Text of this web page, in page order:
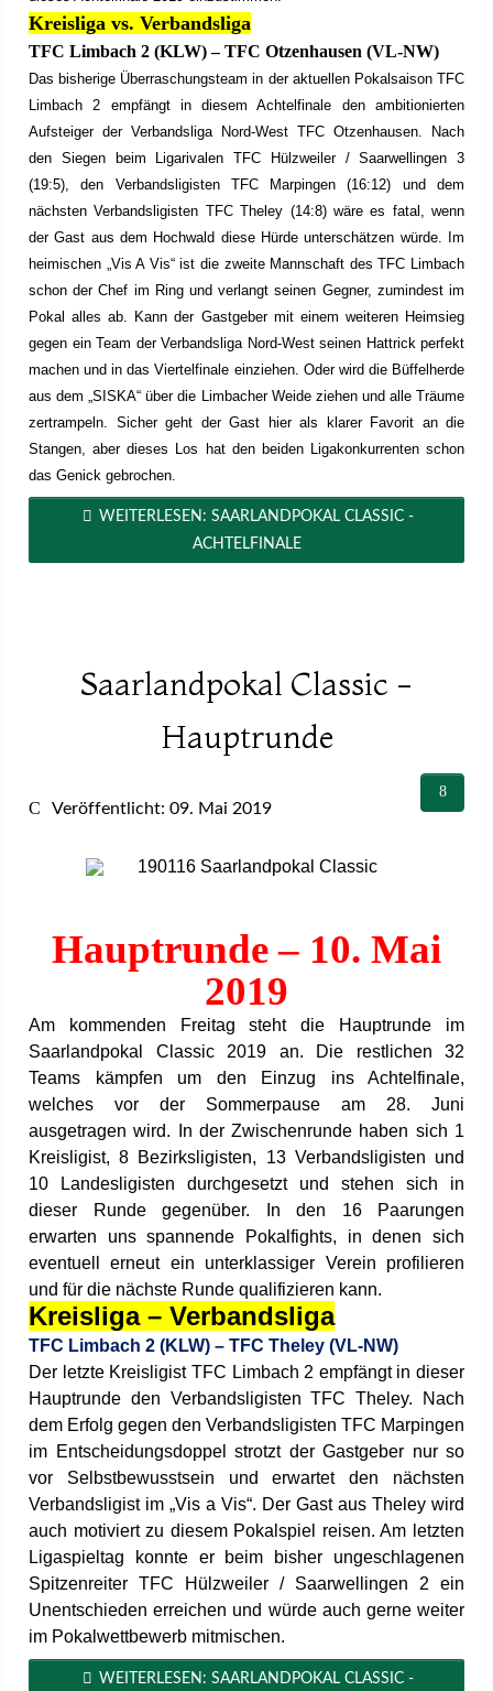
Kreisliga vs. Verbandsliga
TFC Limbach 2 (KLW) – TFC Otzenhausen (VL-NW)
Das bisherige Überraschungsteam in der aktuellen Pokalsaison TFC
Limbach 2 empfängt in diesem Achtelfinale den ambitionierten
Aufsteiger der Verbandsliga Nord-West TFC Otzenhausen. Nach
den Siegen beim Ligarivalen TFC Hülzweiler / Saarwellingen 3
(19:5), den Verbandsligisten TFC Marpingen (16:12) und dem
nächsten Verbandsligisten TFC Theley (14:8) wäre es fatal, wenn
der Gast aus dem Hochwald diese Hürde unterschätzen würde. Im
heimischen „Vis A Vis“ ist die zweite Mannschaft des TFC Limbach
schon der Chef im Ring und verlangt seinen Gegner, zumindest im
Pokal alles ab. Kann der Gastgeber mit einem weiteren Heimsieg
gegen ein Team der Verbandsliga Nord-West seinen Hattrick perfekt
machen und in das Viertelfinale einziehen. Oder wird die Büffelherde
aus dem „SISKA“ über die Limbacher Weide ziehen und alle Träume
zertrampeln. Sicher geht der Gast hier als klarer Favorit an die
Stangen, aber dieses Los hat den beiden Ligakonkurrenten schon
das Genick gebrochen.
WEITERLESEN: SAARLANDPOKAL CLASSIC -
ACHTELFINALE
Saarlandpokal Classic -
Hauptrunde
Veröffentlicht: 09. Mai 2019
Hauptrunde – 10. Mai
2019
Am kommenden Freitag steht die Hauptrunde im
Saarlandpokal Classic 2019 an. Die restlichen 32
Teams kämpfen um den Einzug ins Achtelfinale,
welches vor der Sommerpause am 28. Juni
ausgetragen wird. In der Zwischenrunde haben sich 1
Kreisligist, 8 Bezirksligisten, 13 Verbandsligisten und
10 Landesligisten durchgesetzt und stehen sich in
dieser Runde gegenüber. In den 16 Paarungen
erwarten uns spannende Pokalfights, in denen sich
eventuell erneut ein unterklassiger Verein profilieren
und für die nächste Runde qualifizieren kann.
Kreisliga – Verbandsliga
TFC Limbach 2 (KLW) – TFC Theley (VL-NW)
Der letzte Kreisligist TFC Limbach 2 empfängt in dieser
Hauptrunde den Verbandsligisten TFC Theley. Nach
dem Erfolg gegen den Verbandsligisten TFC Marpingen
im Entscheidungsdoppel strotzt der Gastgeber nur so
vor Selbstbewusstsein und erwartet den nächsten
Verbandsligist im „Vis a Vis“. Der Gast aus Theley wird
auch motiviert zu diesem Pokalspiel reisen. Am letzten
Ligaspieltag konnte er beim bisher ungeschlagenen
Spitzenreiter TFC Hülzweiler / Saarwellingen 2 ein
Unentschieden erreichen und würde auch gerne weiter
im Pokalwettbewerb mitmischen.
WEITERLESEN: SAARLANDPOKAL CLASSIC -